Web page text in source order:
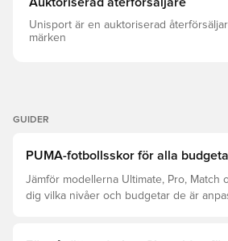
Unisport är en auktoriserad
märken
GUIDER
PUMA-fotbollsskor för alla
Jämför modellerna Ultimate, Pro, Match
dig vilka nivåer och budgetar de är